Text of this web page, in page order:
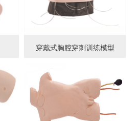
穿戴式胸腔穿刺训练模型